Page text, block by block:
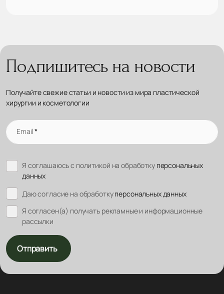
Подпишитесь на новости
Получайте свежие статьи и новости из мира пластической
хирургии и косметологии
Email*
Я соглашаюсь с политикой на обработку персональных
данных
Даю согласие на обработкуперсональных данных
Я согласен(а) получать рекламные и информационные
рассылки
Отправить